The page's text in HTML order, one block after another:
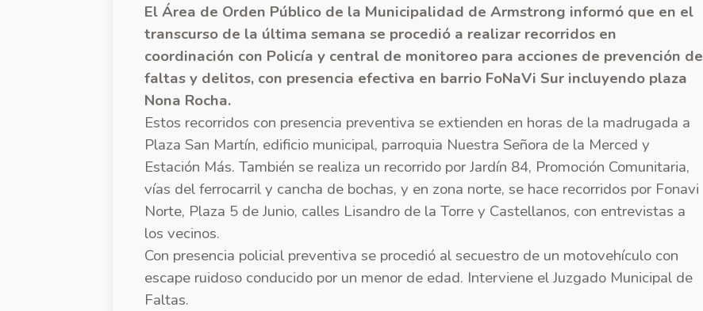
El Área de Orden Público de la Municipalidad de Armstrong informó que en el
transcurso de la última semana se procedió a realizar recorridos en
coordinación con Policía y central de monitoreo para acciones de prevención de
faltas y delitos, con presencia efectiva en barrio FoNaVi Sur incluyendo plaza
Nona Rocha.
Estos recorridos con presencia preventiva se extienden en horas de la madrugada a
Plaza San Martín, edificio municipal, parroquia Nuestra Señora de la Merced y
Estación Más. También se realiza un recorrido por Jardín 84, Promoción Comunitaria,
vías del ferrocarril y cancha de bochas, y en zona norte, se hace recorridos por Fonavi
Norte, Plaza 5 de Junio, calles Lisandro de la Torre y Castellanos, con entrevistas a
los vecinos.
Con presencia policial preventiva se procedió al secuestro de un motovehículo con
escape ruidoso conducido por un menor de edad. Interviene el Juzgado Municipal de
Faltas.